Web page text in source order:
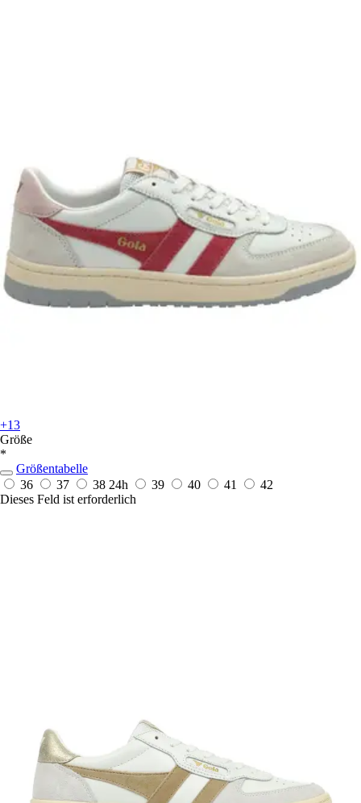
+13
Größe
*
Größentabelle
36
37 38 24h 39 40 41
42
Dieses Feld ist erforderlich